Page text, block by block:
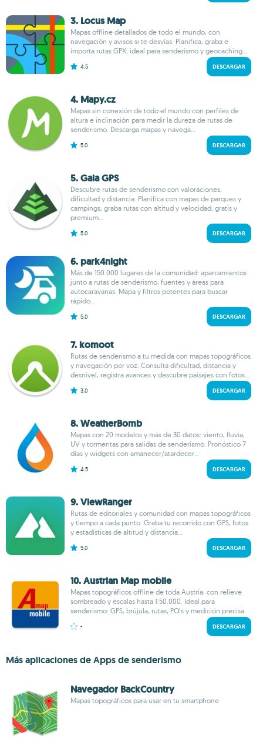
3. Locus Map
Mapas offline detallados de todo el mundo, con
navegación y avisos si te desvías. Planifica, graba e
importa rutas GPX; ideal para senderismo y geocaching...
4.5 DESCARGAR
4. Mapy.cz
Mapas sin conexión de todo el mundo con perfiles de
altura e inclinación para medir la dureza de rutas de
senderismo. Descarga mapas y navega...
5.0 DESCARGAR
5. Gaia GPS
Descubre rutas de senderismo con valoraciones,
dificultad y distancia. Planifica con mapas de parques y
campings; graba rutas con altitud y velocidad; gratis y
premium...
5.0 DESCARGAR
6. park4night
Más de 150.000 lugares de la comunidad: aparcamientos
junto a rutas de senderismo, fuentes y áreas para
autocaravanas. Mapa y filtros potentes para buscar
rápido...
5.0 DESCARGAR
7. komoot
Rutas de senderismo a tu medida con mapas topográficos
y navegación por voz. Consulta dificultad, distancia y
desnivel, registra avances y descubre paisajes con fotos...
3.0 DESCARGAR
8. WeatherBomb
Mapas con 20 modelos y más de 30 datos: viento, lluvia,
UV y tormentas para salidas de senderismo. Pronóstico 7
días y widgets con amanecer/atardecer...
4.5 DESCARGAR
9. ViewRanger
Rutas de editoriales y comunidad con mapas topográficos
y tiempo a cada punto. Graba tu recorrido con GPS, fotos
y estadísticas de altitud y distancia...
5.0 DESCARGAR
10. Austrian Map mobile
Mapas topográficos offline de toda Austria, con relieve
sombreado y escalas hasta 1:50.000. Ideal para
senderismo: GPS, brújula, rutas, POIs y medición precisa...
- DESCARGAR
Más aplicaciones de Apps de senderismo
Navegador BackCountry
Mapas topográficos para usar en tu smartphone